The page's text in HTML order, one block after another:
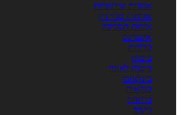
אגודות שיתופיות
אזרחי / סדר דין
איכות הסביבה
אינטרנט
בוררות
ביטוח
ביטוח לאומי
בינלאומי
בנקאות
בריאות
גישור